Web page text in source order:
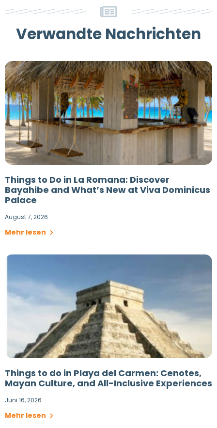
Verwandte Nachrichten
Things to Do in La Romana: Discover
Bayahibe and What’s New at Viva Dominicus
Palace
August 7, 2026
Mehr lesen
Things to do in Playa del Carmen: Cenotes,
Mayan Culture, and All-Inclusive Experiences
Juni 16, 2026
Mehr lesen